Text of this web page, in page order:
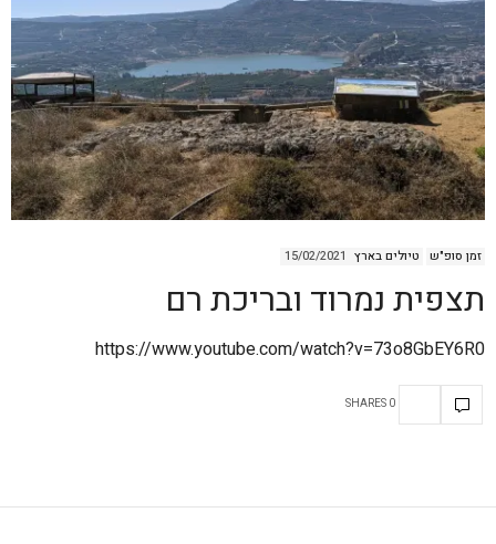
זמן סופ"ש טיולים בארץ 15/02/2021
תצפית נמרוד ובריכת רם
https://www.youtube.com/watch?v=73o8GbEY6R0
0 SHARES